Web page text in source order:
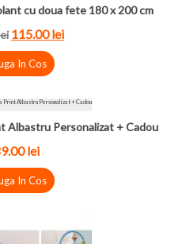
cu doua fete 180 x 200 cm
115.00 lei
In Cos
Albastru Personalizat + Cadou
lei
In Cos